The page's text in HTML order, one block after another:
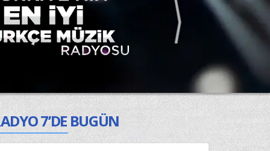
7’DE BUGÜN